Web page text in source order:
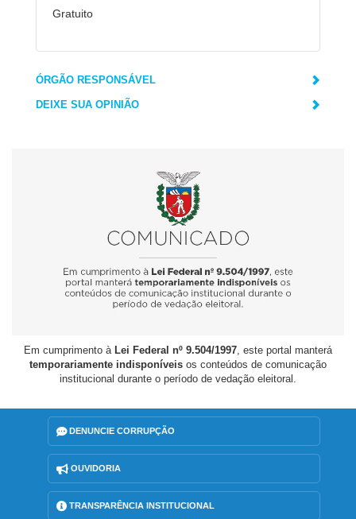
Gratuito
ÓRGÃO RESPONSÁVEL
DEIXE SUA OPINIÃO
Em cumprimento à Lei Federal nº 9.504/1997, este portal manterá
temporariamente indisponíveis os conteúdos de comunicação
institucional durante o período de vedação eleitoral.
DENUNCIE CORRUPÇÃO
OUVIDORIA
TRANSPARÊNCIA INSTITUCIONAL